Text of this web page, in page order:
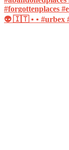
👽 🇮🇹 • • #urbex